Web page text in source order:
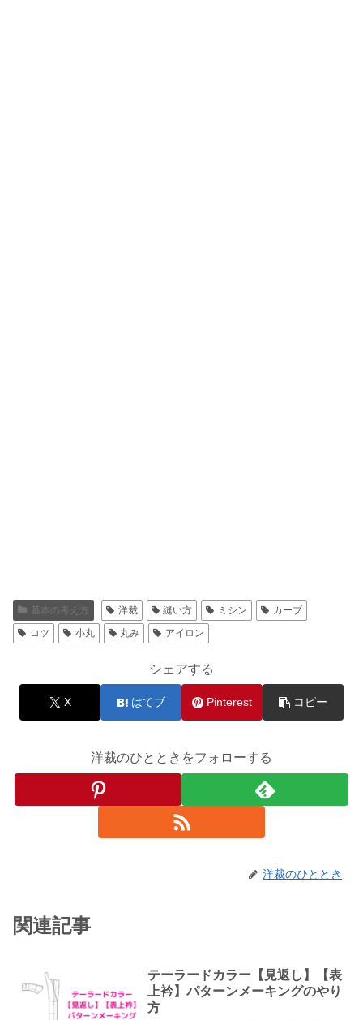
基本の考え方 洋裁 縫い方 ミシン
カーブ
コツ
小丸 丸み アイロン
シェアする
X はてブ Pinterest コピー
洋裁のひとときをフォローする
洋裁のひととき
関連記事
テーラードカラー【見返し】【表
上衿】パターンメーキングのやり
方